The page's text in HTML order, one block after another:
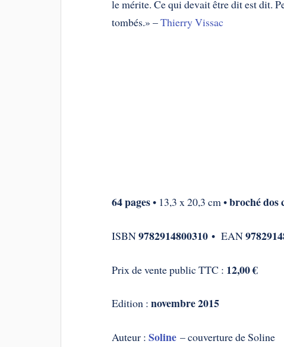
le mérite. Ce qui devait être dit est dit.
tombés.» –Thierry Vissac
64 pages• 13,3 x 20,3 cm •broché dos
ISBN9782914800310 • EAN
Prix de vente public TTC : 12,00 €
Edition :novembre 2015
Auteur :Soline – couverture de Soline